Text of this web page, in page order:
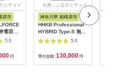
とチョイ
ス
原市
容量
ーボード
）
コン 周
ロ リア
5.0
円
出典：ふるさとチョイ
神奈川県 相模原市
HHKB Professional
HYBRID Type-S 無刻
印／雪（英語配列）
5.0
寄付金額: 130,000 円